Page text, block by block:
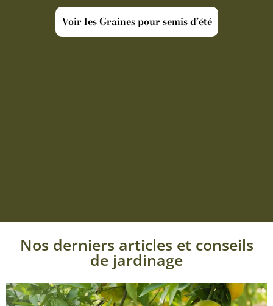
Voir les Graines pour semis d’été
Nos derniers articles et conseils
de jardinage